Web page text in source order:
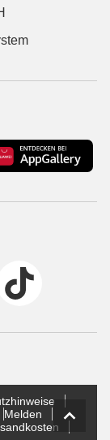
Melden